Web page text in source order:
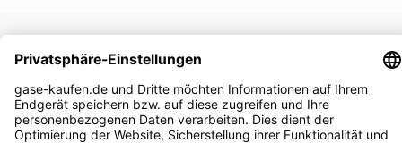
UNTERNEHMEN
RECHTLICHES